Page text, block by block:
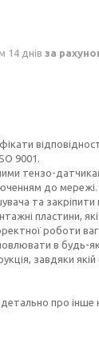
14 днів за
9001.
тензо-
до
та закріпити
пластини,
роботи ваг
в будь-
завдяки
про